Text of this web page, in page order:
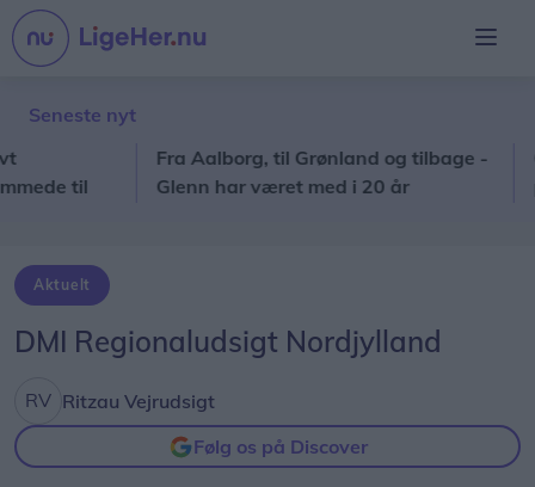
Seneste nyt
til
Fra Aalborg, til Grønland og tilbage -
Glenn har været med i 20 år
Aktuelt
DMI Regionaludsigt Nordjylland
Ritzau Vejrudsigt
Følg os på Discover